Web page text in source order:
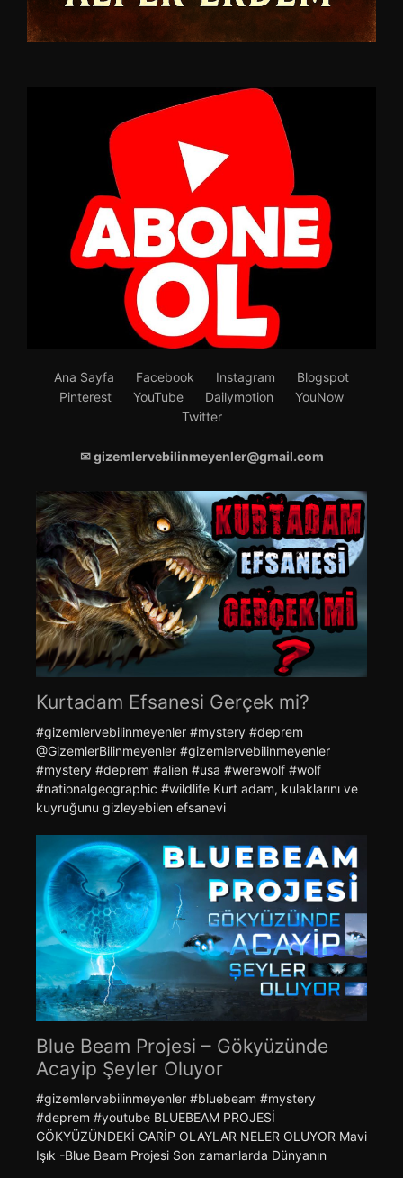
Ana Sayfa Facebook Instagram
Blogspot
Pinterest
YouTube Dailymotion
YouNow
Twitter
✉ gizemlervebilinmeyenler@gmail.com
Kurtadam Efsanesi Gerçek mi?
#gizemlervebilinmeyenler #mystery #deprem ​
@GizemlerBilinmeyenler #gizemlervebilinmeyenler
#mystery #deprem #alien #usa #werewolf #wolf
#nationalgeographic #wildlife Kurt adam, kulaklarını ve
kuyruğunu gizleyebilen efsanevi
Blue Beam Projesi – Gökyüzünde
Acayip Şeyler Oluyor
#gizemlervebilinmeyenler #bluebeam #mystery
#deprem #youtube BLUEBEAM PROJESİ
GÖKYÜZÜNDEKİ GARİP OLAYLAR NELER OLUYOR Mavi
Işık -Blue Beam Projesi Son zamanlarda Dünyanın